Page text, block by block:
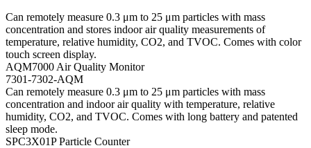
Can remotely measure 0.3 μm to 25 μm particles with mass
concentration and stores indoor air quality measurements of
temperature, relative humidity, CO2, and TVOC. Comes with color
touch screen display.
AQM7000 Air Quality Monitor
7301-7302-AQM
Can remotely measure 0.3 μm to 25 μm particles with mass
concentration and indoor air quality with temperature, relative
humidity, CO2, and TVOC. Comes with long battery and patented
sleep mode.
SPC3X01P Particle Counter